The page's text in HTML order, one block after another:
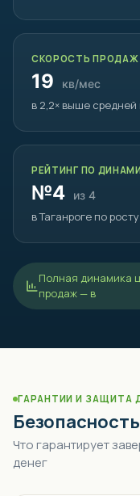
СКОРОСТЬ ПРОДАЖ
19 кв/мес
в 2,2× выше средней
РЕЙТИНГ ПО
№4 из 4
в Таганроге по
Полная динамика
продаж — в
ГАРАНТИИ И ЗАЩИТА
Что гарантирует
денег